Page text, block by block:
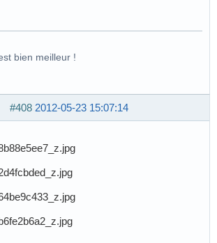
bien meilleur !
#408 2012-05-23 15:07:14